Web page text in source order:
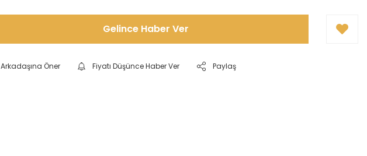
Gelince Haber Ver
Arkadaşına Öner Fiyatı Düşünce Haber Ver Paylaş